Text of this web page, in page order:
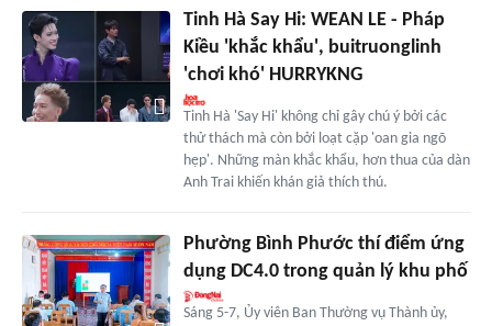
Tinh Hà Say Hi: WEAN LE - Pháp
Kiều 'khắc khẩu', buitruonglinh
'chơi khó' HURRYKNG
Tinh Hà 'Say Hi' không chỉ gây chú ý bởi các
thử thách mà còn bởi loạt cặp 'oan gia ngõ
hẹp'. Những màn khắc khẩu, hơn thua của dàn
Anh Trai khiến khán giả thích thú.
Phường Bình Phước thí điểm ứng
dụng DC4.0 trong quản lý khu phố
Sáng 5-7, Ủy viên Ban Thường vụ Thành ủy,